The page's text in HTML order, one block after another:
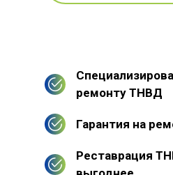
ремонту ТНВД
Гарантия на
Реставрация